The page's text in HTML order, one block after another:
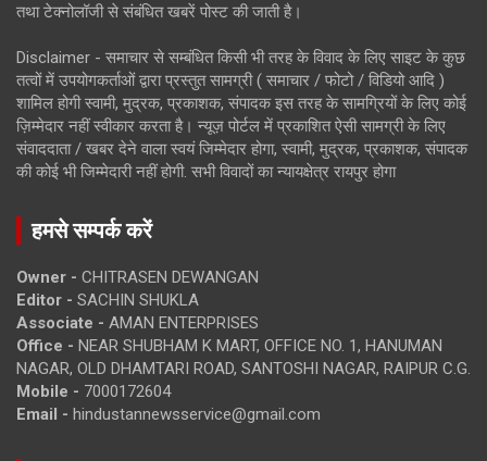
तथा टेक्नोलॉजी से संबंधित खबरें पोस्ट की जाती है।
Disclaimer - समाचार से सम्बंधित किसी भी तरह के विवाद के लिए साइट के कुछ
तत्वों में उपयोगकर्ताओं द्वारा प्रस्तुत सामग्री ( समाचार / फोटो / विडियो आदि )
शामिल होगी स्वामी, मुद्रक, प्रकाशक, संपादक इस तरह के सामग्रियों के लिए कोई
ज़िम्मेदार नहीं स्वीकार करता है। न्यूज़ पोर्टल में प्रकाशित ऐसी सामग्री के लिए
संवाददाता / खबर देने वाला स्वयं जिम्मेदार होगा, स्वामी, मुद्रक, प्रकाशक, संपादक
की कोई भी जिम्मेदारी नहीं होगी. सभी विवादों का न्यायक्षेत्र रायपुर होगा
हमसे सम्पर्क करें
Owner - CHITRASEN DEWANGAN
Editor - SACHIN SHUKLA
Associate - AMAN ENTERPRISES
Office - NEAR SHUBHAM K MART, OFFICE NO. 1, HANUMAN
NAGAR, OLD DHAMTARI ROAD, SANTOSHI NAGAR, RAIPUR C.G.
Mobile - 7000172604
Email - hindustannewsservice@gmail.com